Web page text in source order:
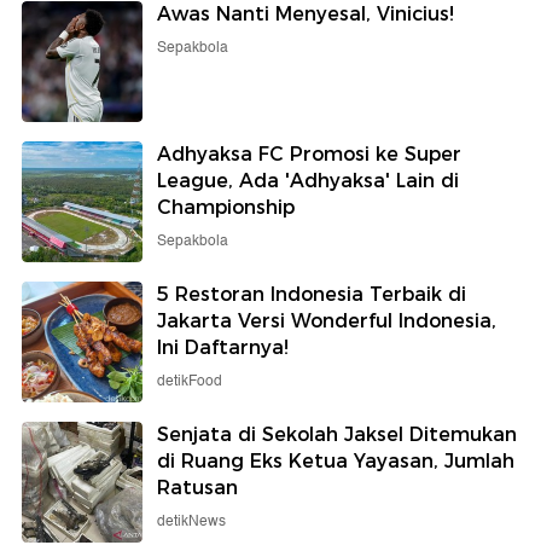
Awas Nanti Menyesal, Vinicius!
Sepakbola
Adhyaksa FC Promosi ke Super
League, Ada 'Adhyaksa' Lain di
Championship
Sepakbola
5 Restoran Indonesia Terbaik di
Jakarta Versi Wonderful Indonesia,
Ini Daftarnya!
detikFood
Senjata di Sekolah Jaksel Ditemukan
di Ruang Eks Ketua Yayasan, Jumlah
Ratusan
detikNews